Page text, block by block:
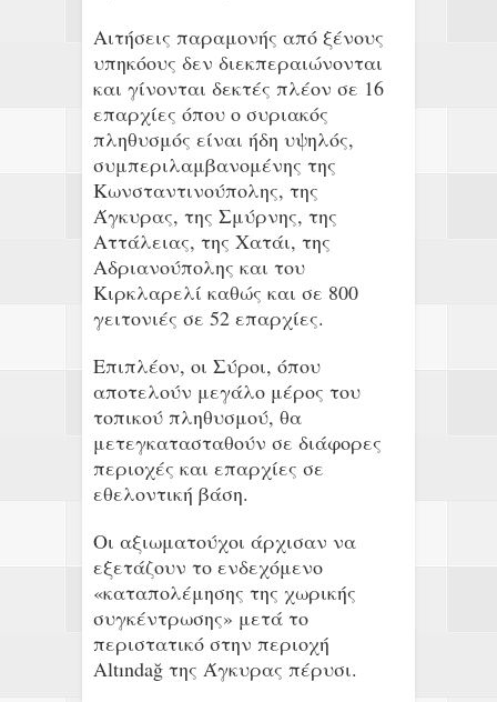
Αιτήσεις παραμονής από ξένους
υπηκόους δεν διεκπεραιώνονται
και γίνονται δεκτές πλέον σε 16
επαρχίες όπου ο συριακός
πληθυσμός είναι ήδη υψηλός,
συμπεριλαμβανομένης της
Κωνσταντινούπολης, της
Άγκυρας, της Σμύρνης, της
Αττάλειας, της Χατάι, της
Αδριανούπολης και του
Κιρκλαρελί καθώς και σε 800
γειτονιές σε 52 επαρχίες.
Επιπλέον, οι Σύροι, όπου
αποτελούν μεγάλο μέρος του
τοπικού πληθυσμού, θα
μετεγκατασταθούν σε διάφορες
περιοχές και επαρχίες σε
εθελοντική βάση.
Οι αξιωματούχοι άρχισαν να
εξετάζουν το ενδεχόμενο
«καταπολέμησης της χωρικής
συγκέντρωσης» μετά το
περιστατικό στην περιοχή
Altındağ της Άγκυρας πέρυσι.